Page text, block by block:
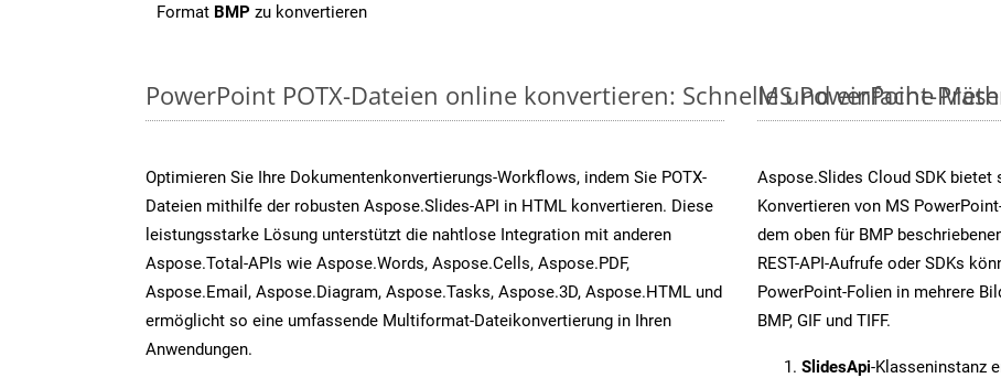
Format BMP zu konvertieren
PowerPoint POTX-Dateien online konvertieren: Schnelle und einfache
Optimieren Sie Ihre Dokumentenkonvertierungs-Workflows, indem Sie POTX-
Dateien mithilfe der robusten Aspose.Slides-API in HTML konvertieren. Diese
leistungsstarke Lösung unterstützt die nahtlose Integration mit anderen
Aspose.Total-APIs wie Aspose.Words, Aspose.Cells, Aspose.PDF,
Aspose.Email, Aspose.Diagram, Aspose.Tasks, Aspose.3D, Aspose.HTML und
ermöglicht so eine umfassende Multiformat-Dateikonvertierung in Ihren
Anwendungen.
MS PowerPoint-
Aspose.Slides Cloud SDK
Konvertieren von MS
dem oben für BMP
REST-API-Aufrufe oder SDKs
PowerPoint-Folien in mehrere
BMP, GIF und TIFF.
SlidesApi-Klasseninstanz